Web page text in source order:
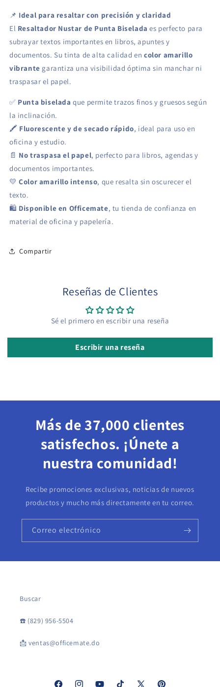
📌 Ideal para resaltar con precisión y claridad
El Resaltador Nustar de Punta Biselada es perfecto para
subrayar textos importantes en libros, apuntes y
documentos. Su tinta de alta calidad encolor amarillo
vibrante garantiza una visibilidad óptima sin manchar ni
traspasar el papel.
✅ Punta biselada que permite trazos finos y gruesos según
la inclinación.
🖍 Fluorescente y de secado rápido, ideal para uso en
oficina y estudio.
📄 No traspasa el papel, perfecto para libros, agendas y
documentos importantes.
💛Color amarillo intenso, que resalta sin oscurecer el
texto.
🛍 Disponible en Officemate, tu tienda de confianza en
material de oficina y papelería.
Compartir
Reseñas de Clientes
Sé el primero en escribir una reseña
Escribir una reseña
Más de 37,000 clientes
satisfechos. ¡Únete a
nuestra comunidad!
Recibe promociones exclusivas, noticias de nuevos
productos y mucho más directamente en tu correo.
Correo electrónico
Buscar
☎️ (829) 956-5504
📩 ventas@officemate.do